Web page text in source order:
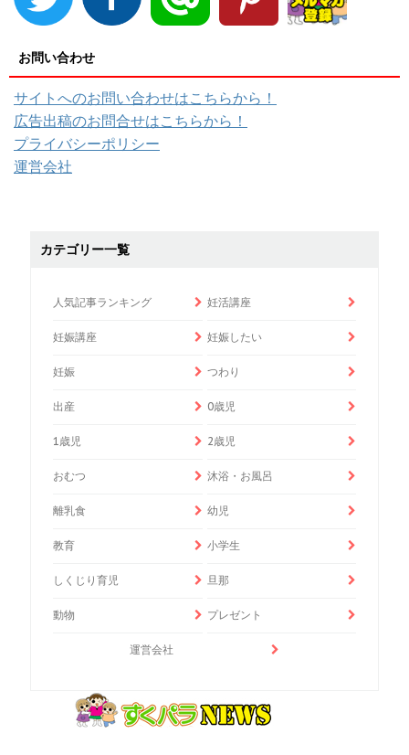
お問い合わせ
サイトへのお問い合わせはこちらから！
広告出稿のお問合せはこちらから！
プライバシーポリシー
運営会社
カテゴリー一覧
人気記事ランキング 妊活講座
妊娠講座 妊娠したい
妊娠 つわり
出産 0歳児
1歳児 2歳児
おむつ 沐浴・お風呂
離乳食 幼児
教育 小学生
しくじり育児 旦那
動物 プレゼント
運営会社